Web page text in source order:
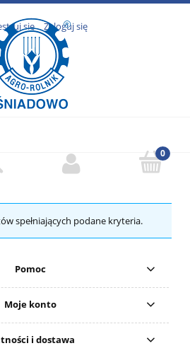
się Zaloguj się
spełniających podane kryteria.
Pomoc
Moje konto
i dostawa